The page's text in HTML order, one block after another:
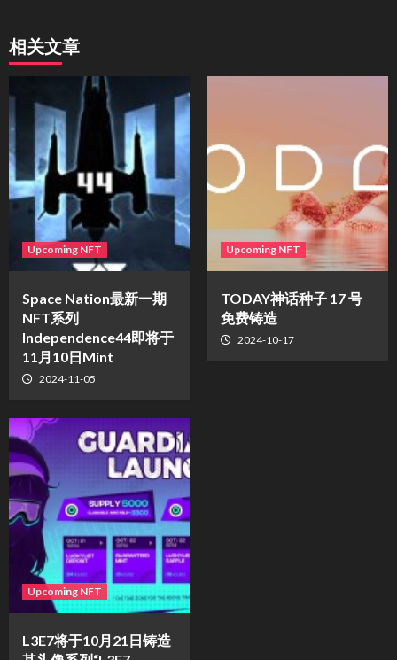
相关文章
Upcoming NFT
Space Nation最新一期
NFT系列
Independence44即将于
11月10日Mint
2024-11-05
Upcoming NFT
TODAY神话种子 17 号
免费铸造
2024-10-17
Upcoming NFT
L3E7将于10月21日铸造